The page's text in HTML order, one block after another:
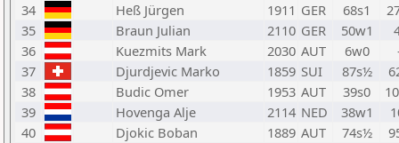
34
Heß Jürgen 1911 GER 68s1
35
Braun Julian 2110 GER 50w1
36
Kuezmits Mark 2030 AUT 6w0
37
Djurdjevic Marko 1859 SUI 87s½
38
Budic Omer 1953 AUT 39s0
39
Hovenga Alje 2114 NED 38w1
40
Djokic Boban 1889 AUT 74s½